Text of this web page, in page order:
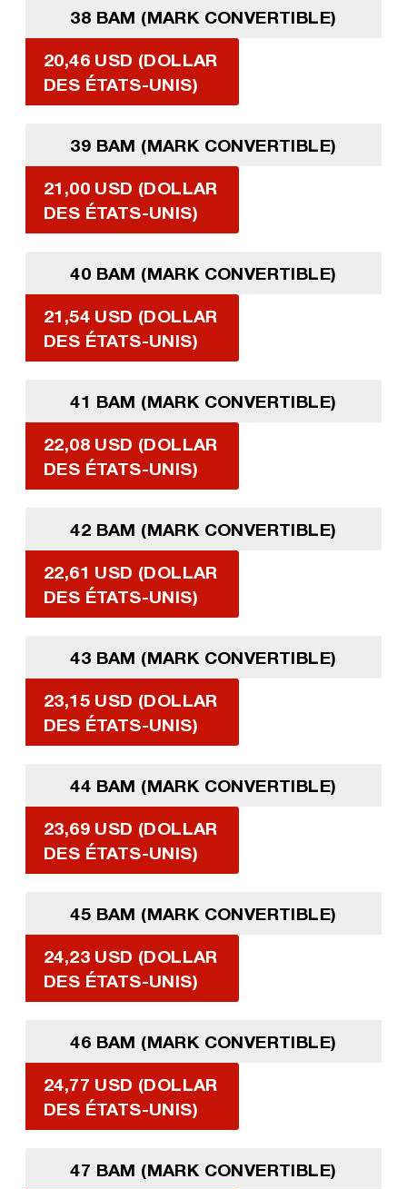
38 BAM (MARK CONVERTIBLE)
20,46 USD (DOLLAR
DES ÉTATS-UNIS)
39 BAM (MARK CONVERTIBLE)
21,00 USD (DOLLAR
DES ÉTATS-UNIS)
40 BAM (MARK CONVERTIBLE)
21,54 USD (DOLLAR
DES ÉTATS-UNIS)
41 BAM (MARK CONVERTIBLE)
22,08 USD (DOLLAR
DES ÉTATS-UNIS)
42 BAM (MARK CONVERTIBLE)
22,61 USD (DOLLAR
DES ÉTATS-UNIS)
43 BAM (MARK CONVERTIBLE)
23,15 USD (DOLLAR
DES ÉTATS-UNIS)
44 BAM (MARK CONVERTIBLE)
23,69 USD (DOLLAR
DES ÉTATS-UNIS)
45 BAM (MARK CONVERTIBLE)
24,23 USD (DOLLAR
DES ÉTATS-UNIS)
46 BAM (MARK CONVERTIBLE)
24,77 USD (DOLLAR
DES ÉTATS-UNIS)
47 BAM (MARK CONVERTIBLE)